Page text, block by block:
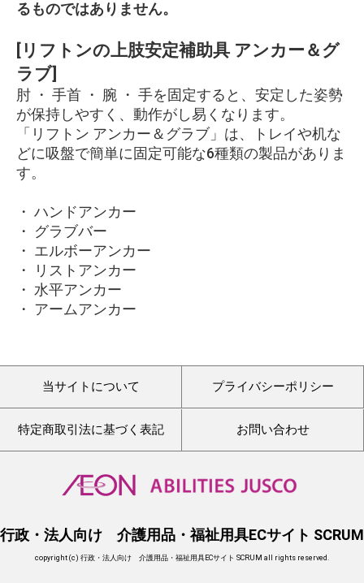
るものではありません。
[リフトンの上肢安定補助具 アンカー＆グ
ラブ]
肘 ・ 手首 ・ 腕 ・ 手を固定すると、安定した姿勢
が保持しやすく、動作がし易くなります。
「リフトン アンカー＆グラブ」は、トレイや机な
どに吸盤で簡単に固定可能な6種類の製品がありま
す。
・ ハンドアンカー
・ グラブバー
・ エルボーアンカー
・ リストアンカー
・ 水平アンカー
・ アームアンカー
当サイトについて プライバシーポリシー
特定商取引法に基づく表記 お問い合わせ
行政・法人向け 介護用品・福祉用具ECサイト SCRUM
copyright (c) 行政・法人向け 介護用品・福祉用具ECサイト SCRUM all rights reserved.